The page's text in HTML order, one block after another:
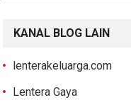
KANAL BLOG LAIN
lenterakeluarga.com
Lentera Gaya